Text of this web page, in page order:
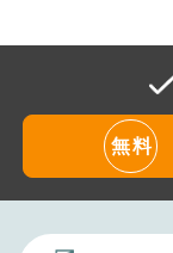
無料